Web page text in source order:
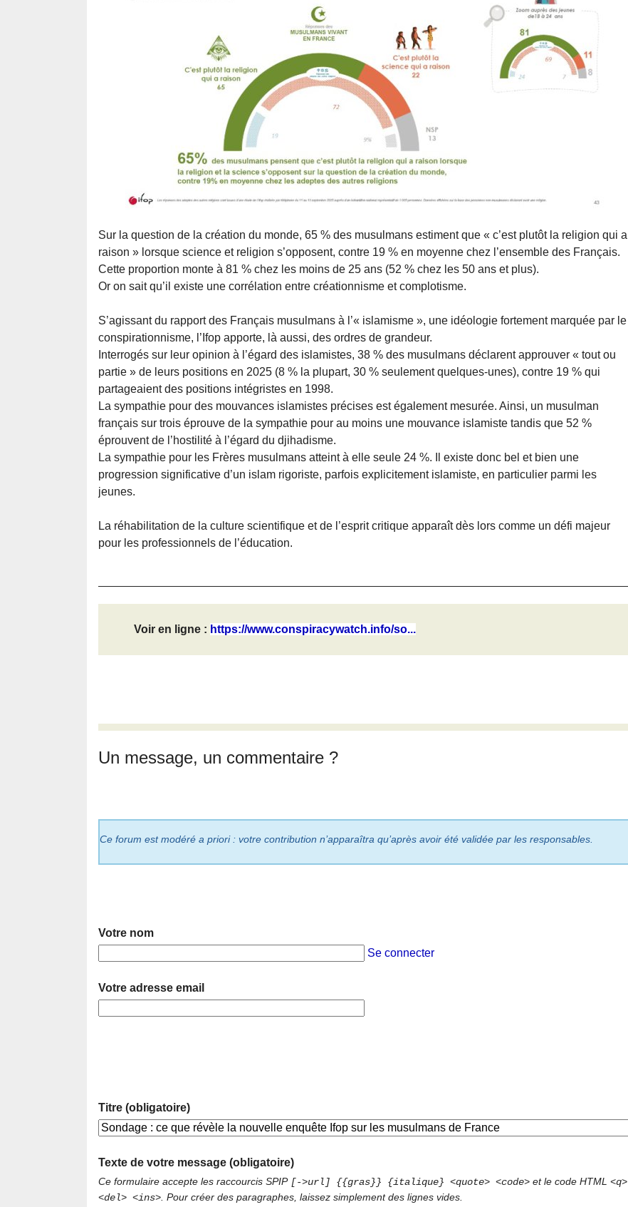
Sur la question de la création du monde, 65 % des musulmans estiment que « c’est plutôt la religion qui a
raison » lorsque science et religion s’opposent, contre 19 % en moyenne chez l’ensemble des Français.
Cette proportion monte à 81 % chez les moins de 25 ans (52 % chez les 50 ans et plus).
Or on sait qu’il existe une corrélation entre créationnisme et complotisme.
S’agissant du rapport des Français musulmans à l’« islamisme », une idéologie fortement marquée par le
conspirationnisme, l’Ifop apporte, là aussi, des ordres de grandeur.
Interrogés sur leur opinion à l’égard des islamistes, 38 % des musulmans déclarent approuver « tout ou
partie » de leurs positions en 2025 (8 % la plupart, 30 % seulement quelques-unes), contre 19 % qui
partageaient des positions intégristes en 1998.
La sympathie pour des mouvances islamistes précises est également mesurée. Ainsi, un musulman
français sur trois éprouve de la sympathie pour au moins une mouvance islamiste tandis que 52 %
éprouvent de l’hostilité à l’égard du djihadisme.
La sympathie pour les Frères musulmans atteint à elle seule 24 %. Il existe donc bel et bien une
progression significative d’un islam rigoriste, parfois explicitement islamiste, en particulier parmi les
jeunes.
La réhabilitation de la culture scientifique et de l’esprit critique apparaît dès lors comme un défi majeur
pour les professionnels de l’éducation.
Voir en ligne : https://www.conspiracywatch.info/so...
Un message, un commentaire ?
Ce forum est modéré a priori : votre contribution n’apparaîtra qu’après avoir été validée par les responsables.
Votre nom
Se connecter
Votre adresse email
Titre (obligatoire)
Texte de votre message (obligatoire)
Ce formulaire accepte les raccourcis SPIP [->url] {{gras}} {italique} <quote> <code> et le code HTML <q>
<del> <ins> . Pour créer des paragraphes, laissez simplement des lignes vides.